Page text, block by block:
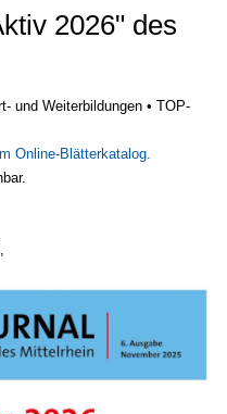
2026" des
und Weiterbildungen • TOP-
Online-Blätterkatalog.